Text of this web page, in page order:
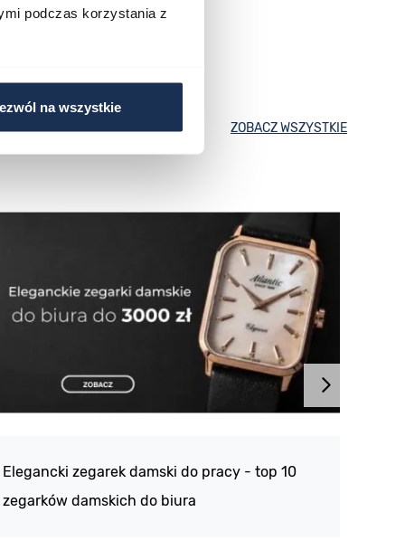
podczas korzystania z
na wszystkie
ZOBACZ WSZYSTKIE
Elegancki zegarek damski do pracy - top 10
zegarków damskich do biura